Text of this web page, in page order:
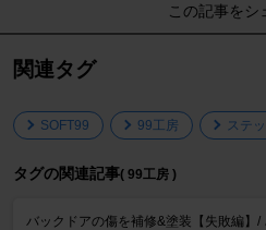
この記事をシ
関連タグ
SOFT99 99工房 ステ
タグの関連記事( 99工房 )
バックドアの傷を補修&塗装【失敗編】/